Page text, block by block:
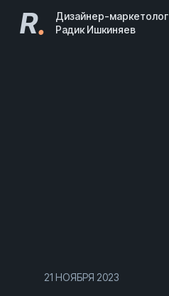
R.
Дизайнер-маркетолог
Радик Ишкиняев
21 НОЯБРЯ 2023